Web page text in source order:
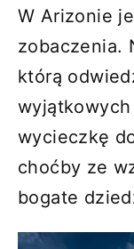
W Arizonie
zobaczenia.
którą
wycieczkę
choćby ze
bogate